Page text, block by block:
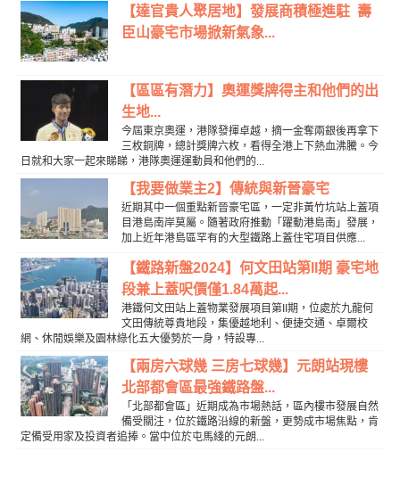
【達官貴人聚居地】發展商積極進駐 壽
臣山豪宅市場掀新氣象...
【區區有潛力】奧運獎牌得主和他們的出
生地...
今屆東京奧運，港隊發揮卓越，摘一金奪兩銀後再拿下
三枚銅牌，總計獎牌六枚，看得全港上下熱血沸騰。今
日就和大家一起來睇睇，港隊奧運運動員和他們的...
【我要做業主2】傳統與新晉豪宅
近期其中一個重點新晉豪宅區，一定非黃竹坑站上蓋項
目港島南岸莫屬。隨著政府推動「躍動港島南」發展，
加上近年港島區罕有的大型鐵路上蓋住宅項目供應...
【鐵路新盤2024】何文田站第II期 豪宅地
段兼上蓋呎價僅1.84萬起...
港鐵何文田站上蓋物業發展項目第II期，位處於九龍何
文田傳統尊貴地段，集優越地利、便捷交通、卓爾校
網、休閒娛樂及園林綠化五大優勢於一身，特設專...
【兩房六球幾 三房七球幾】元朗站現樓
北部都會區最強鐵路盤...
「北部都會區」近期成為市場熱話，區內樓市發展自然
備受關注，位於鐵路沿線的新盤，更勢成市場焦點，肯
定備受用家及投資者追捧。當中位於屯馬綫的元朗...